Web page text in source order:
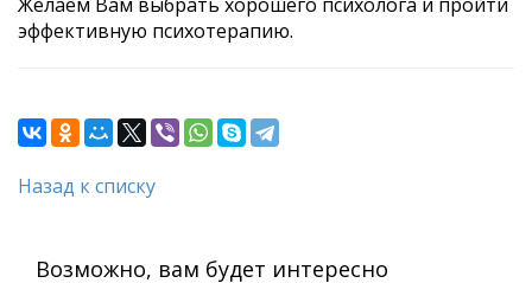
эффективную психотерапию.
Назад к списку
Возможно, вам будет интересно